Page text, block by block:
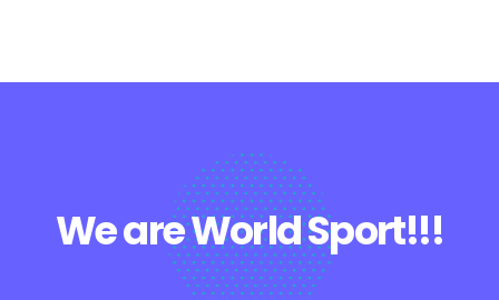
We are World Sport!!!